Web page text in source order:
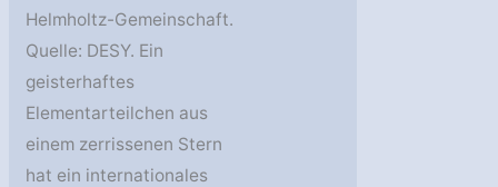
Helmholtz-Gemeinschaft.
Quelle: DESY. Ein
geisterhaftes
Elementarteilchen aus
einem zerrissenen Stern
hat ein internationales